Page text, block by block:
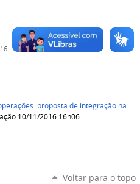
proposta de integração na
10/11/2016 16h06
Voltar para o topo